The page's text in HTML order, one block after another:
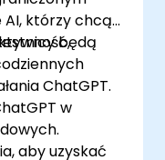
AI, którzy chcą
będą
ChatGPT.
w
aby uzyskać